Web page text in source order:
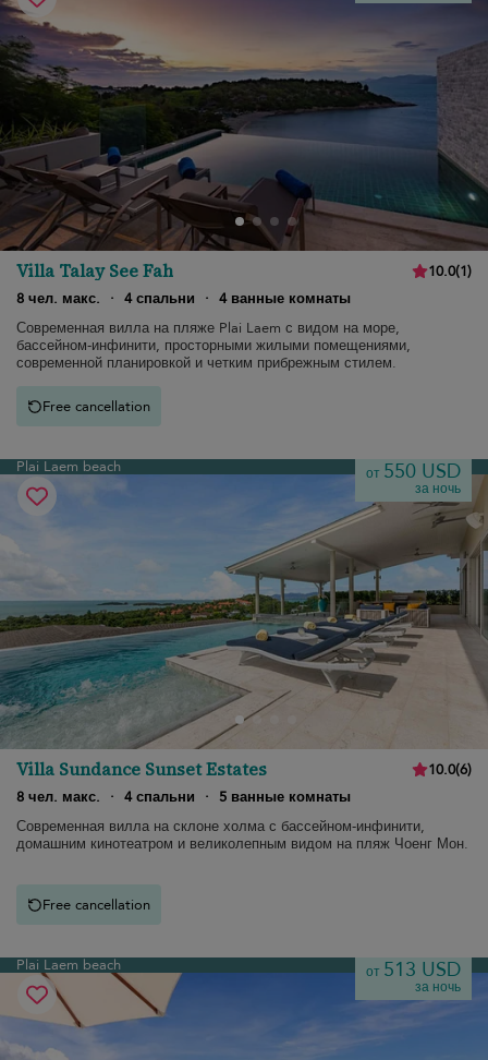
Villa Talay See Fah 10.0(1)
8 чел. макс.
· 4 спальни · 4 ванные комнаты
Современная вилла на пляже Plai Laem с видом на море,
бассейном-инфинити, просторными жилыми помещениями,
современной планировкой и четким прибрежным стилем.
Free cancellation
Plai Laem beach от 550 USD
за ночь
Villa Sundance Sunset Estates 10.0(6)
8 чел. макс.
· 4 спальни ·
5 ванные комнаты
Современная вилла на склоне холма с бассейном-инфинити,
домашним кинотеатром и великолепным видом на пляж Чоенг Мон.
Free cancellation
Plai Laem beach от 513 USD
за ночь